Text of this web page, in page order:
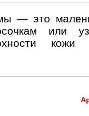
— это
или
кожи